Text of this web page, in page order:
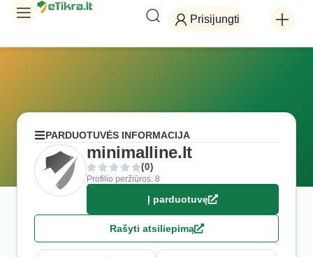
Prisijungti
PARDUOTUVĖS INFORMACIJA
minimalline.lt
(0)
Profilio peržiūros: 8
Į parduotuvę
Rašyti atsiliepimą